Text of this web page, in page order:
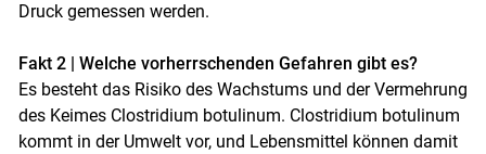
Druck gemessen werden.
Fakt 2 | Welche vorherrschenden Gefahren gibt es?
Es besteht das Risiko des Wachstums und der Vermehrung
des Keimes Clostridium botulinum. Clostridium botulinum
kommt in der Umwelt vor, und Lebensmittel können damit